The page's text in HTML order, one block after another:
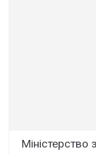
Міністерство